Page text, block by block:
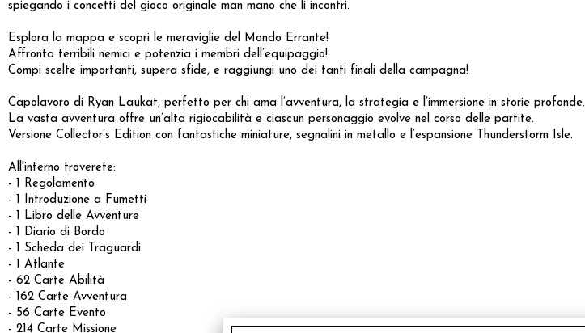
spiegando i concetti del gioco originale man mano che li incontri.
Esplora la mappa e scopri le meraviglie del Mondo Errante!
Affronta terribili nemici e potenzia i membri dell’equipaggio!
Compi scelte importanti, supera sfide, e raggiungi uno dei tanti finali della campagna!
Capolavoro di Ryan Laukat, perfetto per chi ama l’avventura, la strategia e l’immersione in storie profonde.
La vasta avventura offre un’alta rigiocabilità e ciascun personaggio evolve nel corso delle partite.
Versione Collector’s Edition con fantastiche miniature, segnalini in metallo e l’espansione Thunderstorm Isle.
All'interno troverete:
- 1 Regolamento
- 1 Introduzione a Fumetti
- 1 Libro delle Avventure
- 1 Diario di Bordo
- 1 Scheda dei Traguardi
- 1 Atlante
- 62 Carte Abilità
- 162 Carte Avventura
- 56 Carte Evento
- 214 Carte Missione